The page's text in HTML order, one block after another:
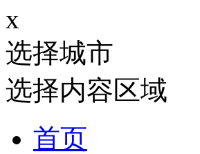
x
选择城市
选择内容区域
首页